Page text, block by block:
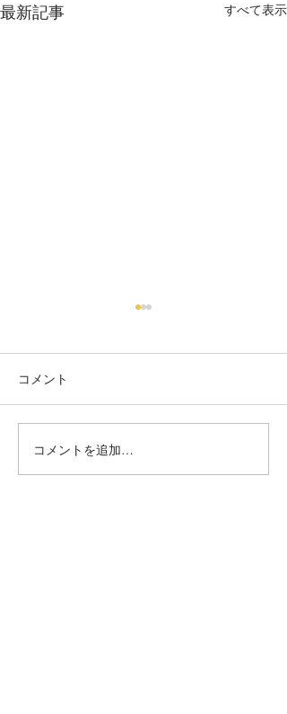
最新記事 すべて表示
フラワー
コメント
コメントを追加…